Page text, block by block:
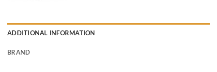
ADDITIONAL INFORMATION
BRAND